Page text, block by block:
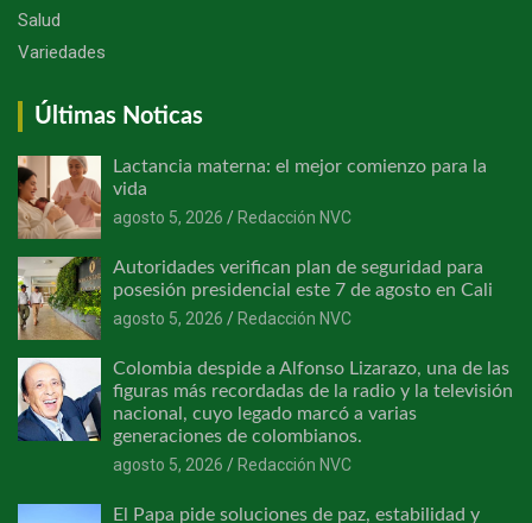
Salud
Variedades
Últimas Noticas
Lactancia materna: el mejor comienzo para la
vida
agosto 5, 2026
Redacción NVC
Autoridades verifican plan de seguridad para
posesión presidencial este 7 de agosto en Cali
agosto 5, 2026
Redacción NVC
Colombia despide a Alfonso Lizarazo, una de las
figuras más recordadas de la radio y la televisión
nacional, cuyo legado marcó a varias
generaciones de colombianos.
agosto 5, 2026
Redacción NVC
El Papa pide soluciones de paz, estabilidad y